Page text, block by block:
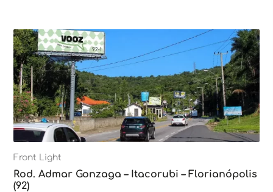
Front Light
Rod. Admar Gonzaga – Itacorubi – Florianópolis
(92)